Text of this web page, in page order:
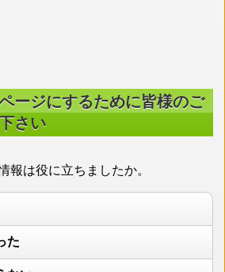
ージにするために皆様のご
さい
報は役に立ちましたか。
た